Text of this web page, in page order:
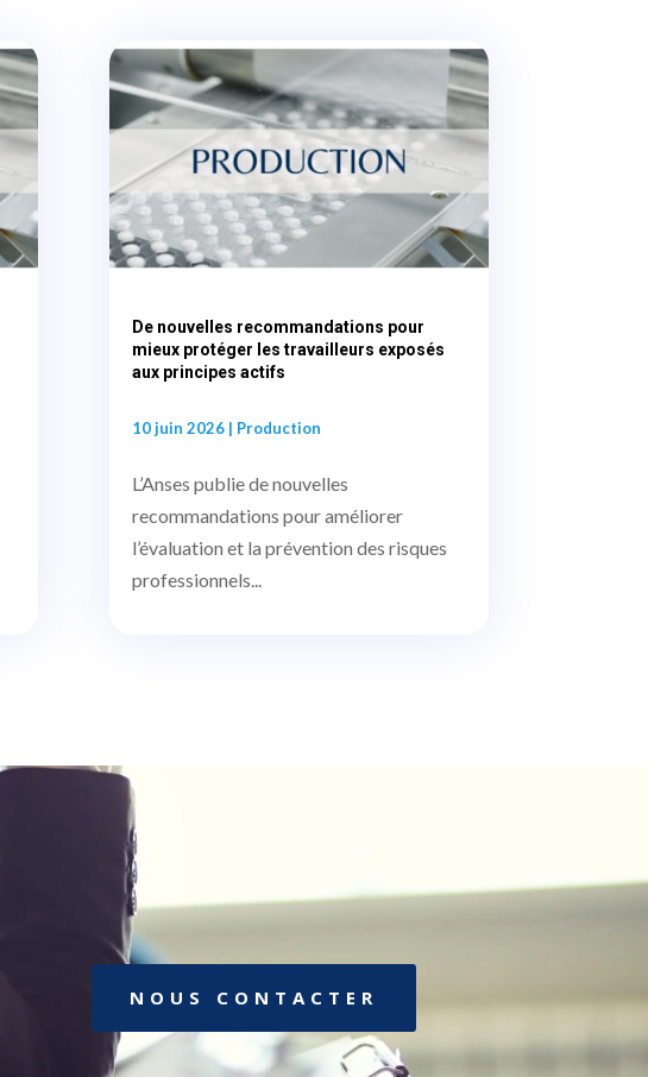
De nouvelles recommandations pour
mieux protéger les travailleurs exposés
aux principes actifs
10 juin 2026| Production
L’Anses publie de nouvelles
recommandations pour améliorer
l’évaluation et la prévention des risques
professionnels...
NOUS CONTACTER